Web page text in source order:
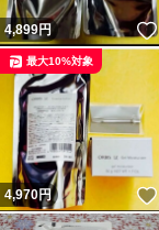
4,899円
4,970円
最大10%対象